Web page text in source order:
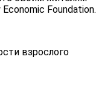
Foundation.
взрослого